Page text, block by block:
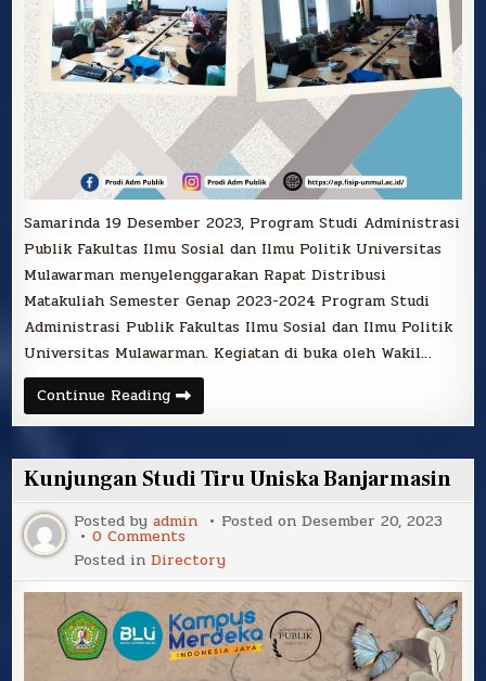
Samarinda 19 Desember 2023, Program Studi Administrasi
Publik Fakultas Ilmu Sosial dan Ilmu Politik Universitas
Mulawarman menyelenggarakan Rapat Distribusi
Matakuliah Semester Genap 2023-2024 Program Studi
Administrasi Publik Fakultas Ilmu Sosial dan Ilmu Politik
Universitas Mulawarman. Kegiatan di buka oleh Wakil…
Continue ReadingRapat
Distribusi
Matakuliah
Genap
2023-
2024
Program
Studi
Administrasi
Publik
Fakultas
Ilmu
Sosial
dan
Ilmu
Politik
Universitas
Mulawarman
Kunjungan Studi Tiru Uniska Banjarmasin
Posted byadmin Posted onDesember 20, 2023
0 Comments
Kunjungan
Studi
Tiru
Uniska
Banjarmasin
Posted inDirectory